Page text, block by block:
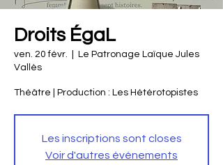
Droits ÉgaL
ven. 20 févr.
Le Patronage Laïque Jules
Vallès
Théâtre | Production : Les Hétérotopistes
Les inscriptions sont closes
Voir d'autres événements